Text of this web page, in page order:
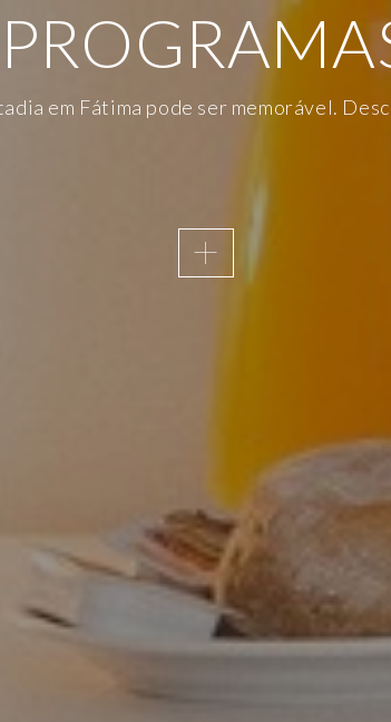
em Fátima pode ser memorável.
AS
Fátima e, por isso, a acessibilidade é